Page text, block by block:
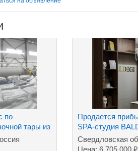
по
тары из
Продается
SPA-студия
Свердловская
Цена: 6 705 000